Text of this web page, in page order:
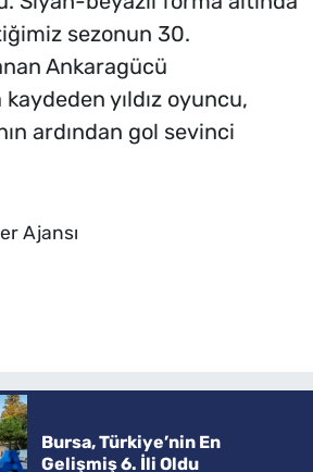
sezonun 30.
Ankaragücü
kaydeden yıldız oyuncu,
ardından gol sevinci
Ajansı
Bursa, Türkiye’nin En
Gelişmiş 6. İli Oldu